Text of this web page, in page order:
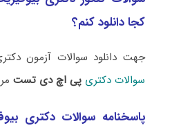
کجا دانلود کنم؟
جهت دانلود سوالات آزمون
سوالات دکتری پی اچ دی تست
پاسخنامه سوالات دکتری